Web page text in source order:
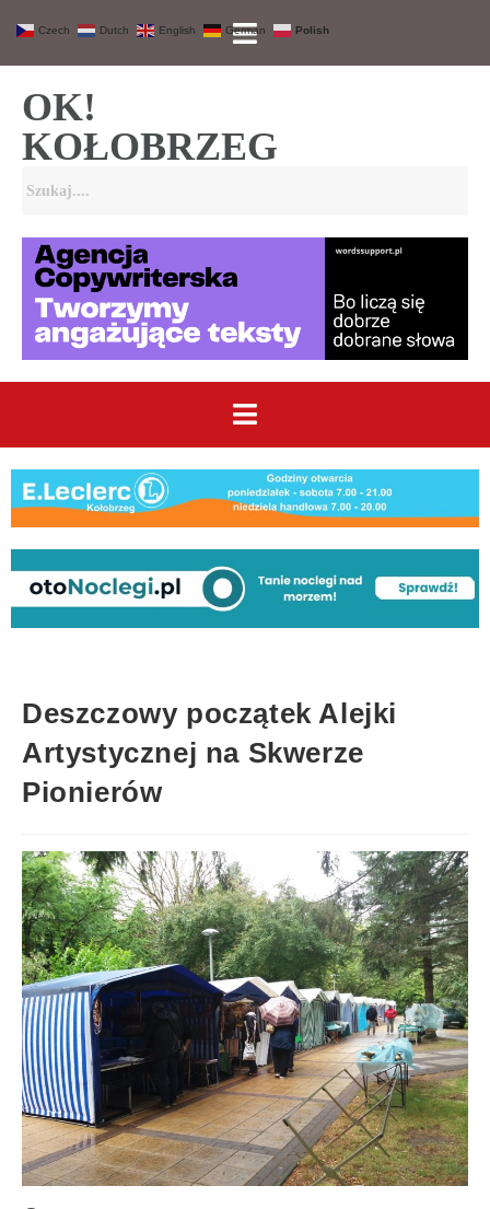
OK!
KOŁOBRZEG
Deszczowy początek Alejki
Artystycznej na Skwerze
Pionierów
Czech Dutch English German Polish